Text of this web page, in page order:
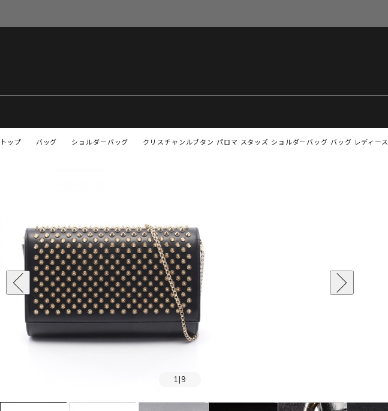
トップ クリスチャンルブタン パロマ スタッズ ショルダーバッグ バッグ レディース
バッグ ショルダーバッグ
1 |9